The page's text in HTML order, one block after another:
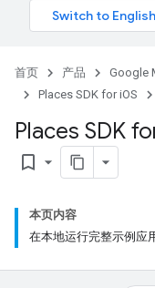
首页 产品 Google
Places SDK for iOS
Places SDK
bookmark_border
本页内容
在本地运行完整示例应